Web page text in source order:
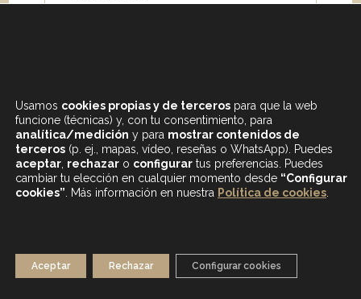
Carrer de Paris 204
AVISO LEGAL
POLÍTICA DE PRIVACIDAD
Usamos cookies propias y de terceros para que la web
funcione (técnicas) y, con tu consentimiento, para
analítica/medición y para mostrar contenidos de
terceros (p. ej., mapas, vídeo, reseñas o WhatsApp). Puedes
aceptar rechazar o configurar tus preferencias. Puedes
cambiar tu elección en cualquier momento desde “Configurar
cookies” . Más información en nuestra Política de cookies
Aceptar Rechazar Configurar cookies